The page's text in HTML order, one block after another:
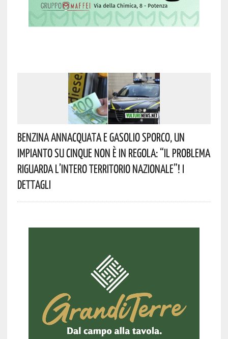
Benzina Annacquata E Gasolio Sporco, Un
Impianto Su Cinque Non È In Regola: “il Problema
Riguarda L’intero Territorio Nazionale”! I
Dettagli